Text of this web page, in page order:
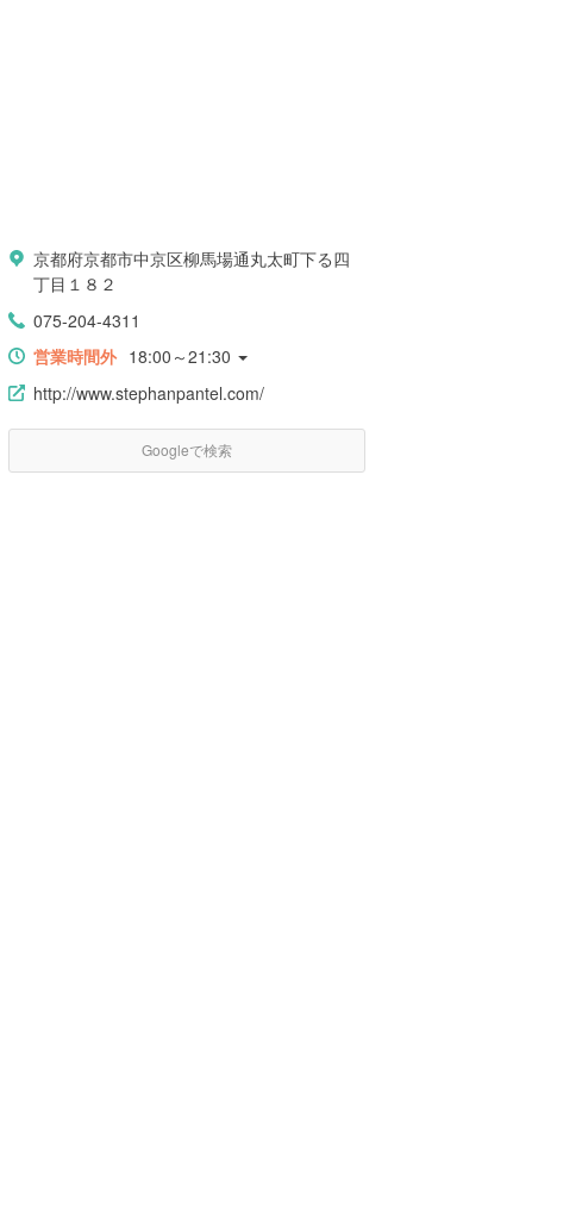
京都府京都市中京区柳馬場通丸太町下る四
丁目１８２
075-204-4311
営業時間外 18:00～21:30
http://www.stephanpantel.com/
Googleで検索